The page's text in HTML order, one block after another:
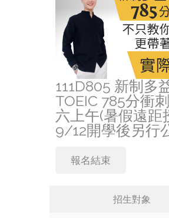
111D805 新制多
TOEIC 785分衝
六上午(暑假遠距
9/12開學後另行
報名結束
招生對象